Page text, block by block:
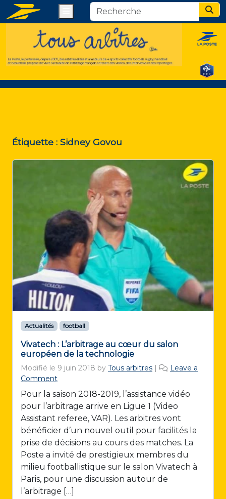
Étiquette : Sidney Govou
Actualités football
Vivatech : L’arbitrage au cœur du salon
européen de la technologie
Modifié le 9 juin 2018 by Tous arbitres |
Leave a
Comment
Pour la saison 2018-2019, l’assistance vidéo
pour l’arbitrage arrive en Ligue 1 (Video
Assistant referee, VAR). Les arbitres vont
bénéficier d’un nouvel outil pour facilités la
prise de décisions au cours des matches. La
Poste a invité de prestigieux membres du
milieu footballistique sur le salon Vivatech à
Paris, pour une discussion autour de
l’arbitrage […]